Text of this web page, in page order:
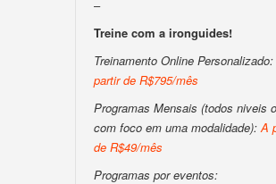
–
Treine com a ironguides!
Treinamento Online Personalizado:
partir de R$795/mês
Programas Mensais (todos niveis
com foco em uma modalidade):A
de R$49/mês
Programas por eventos: